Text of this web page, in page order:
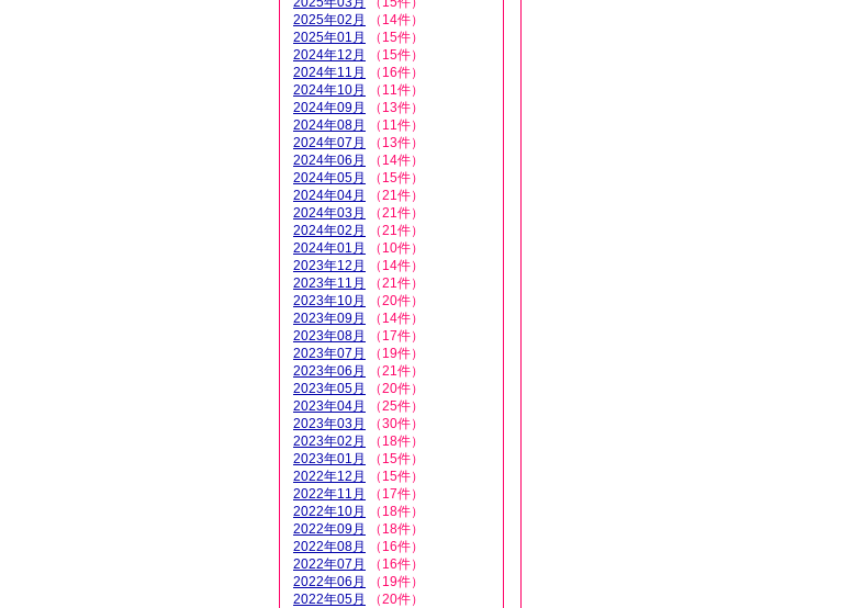
2025年02月
（14件）
2025年01月
（15件）
2024年12月
（15件）
2024年11月
（16件）
2024年10月
（11件）
2024年09月
（13件）
2024年08月
（11件）
2024年07月
（13件）
2024年06月
（14件）
2024年05月
（15件）
2024年04月
（21件）
2024年03月
（21件）
2024年02月
（21件）
2024年01月
（10件）
2023年12月
（14件）
2023年11月
（21件）
2023年10月
（20件）
2023年09月
（14件）
2023年08月
（17件）
2023年07月
（19件）
2023年06月
（21件）
2023年05月
（20件）
2023年04月
（25件）
2023年03月
（30件）
2023年02月
（18件）
2023年01月
（15件）
2022年12月
（15件）
2022年11月
（17件）
2022年10月
（18件）
2022年09月
（18件）
2022年08月
（16件）
2022年07月
（16件）
2022年06月
（19件）
2022年05月
（20件）